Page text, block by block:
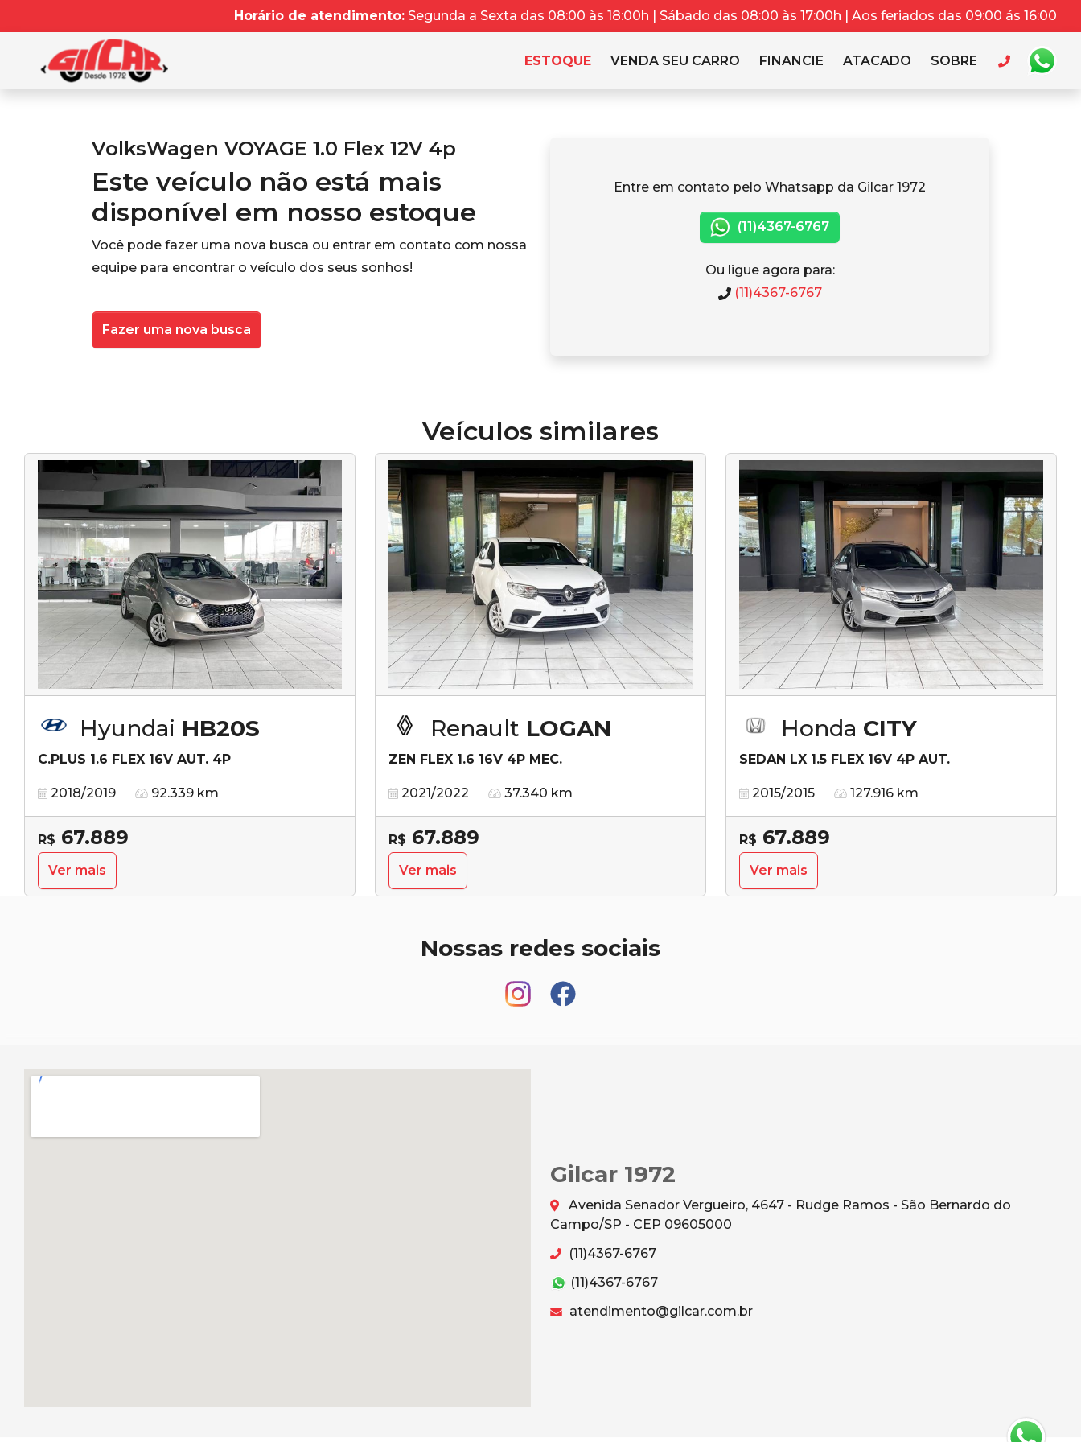
Horário de atendimento: Segunda a Sexta das 08:00 às 18:00h | Sábado das 08:00 às 17:00h | Aos feriados das 09:00 ás 16:00
ESTOQUE VENDA SEU CARRO FINANCIE ATACADO SOBRE
VolksWagen VOYAGE 1.0 Flex 12V 4p
Este veículo não está mais
disponível em nosso estoque
Você pode fazer uma nova busca ou entrar em contato com nossa
equipe para encontrar o veículo dos seus sonhos!
Fazer uma nova busca
Entre em contato pelo Whatsapp da Gilcar 1972
(11)4367-6767
Ou ligue agora para:
(11)4367-6767
Veículos similares
Hyundai HB20S
C.PLUS 1.6 FLEX 16V AUT. 4P
2018/2019 92.339 km
R$ 67.889
Ver mais
Renault LOGAN
ZEN FLEX 1.6 16V 4P MEC.
2021/2022 37.340 km
R$ 67.889
Ver mais
Honda CITY
SEDAN LX 1.5 FLEX 16V 4P AUT.
2015/2015 127.916 km
R$ 67.889
Ver mais
Nossas redes sociais
Gilcar 1972
Avenida Senador Vergueiro, 4647 - Rudge Ramos - São Bernardo do
Campo/SP - CEP 09605000
(11)4367-6767
(11)4367-6767
atendimento@gilcar.com.br